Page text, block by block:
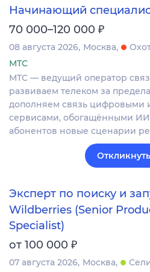
Начинающий
70 000–120 000 ₽
08 августа 2026 Москва
МТС
МТС — ведущий оператор
развиваем телеком за
дополняем связь цифровыми
сервисами, обогащёнными
абонентов новые сценарии
Эксперт по поиску и
Wildberries (Senior
Specialist)
от 100 000 ₽
07 августа 2026 Москва